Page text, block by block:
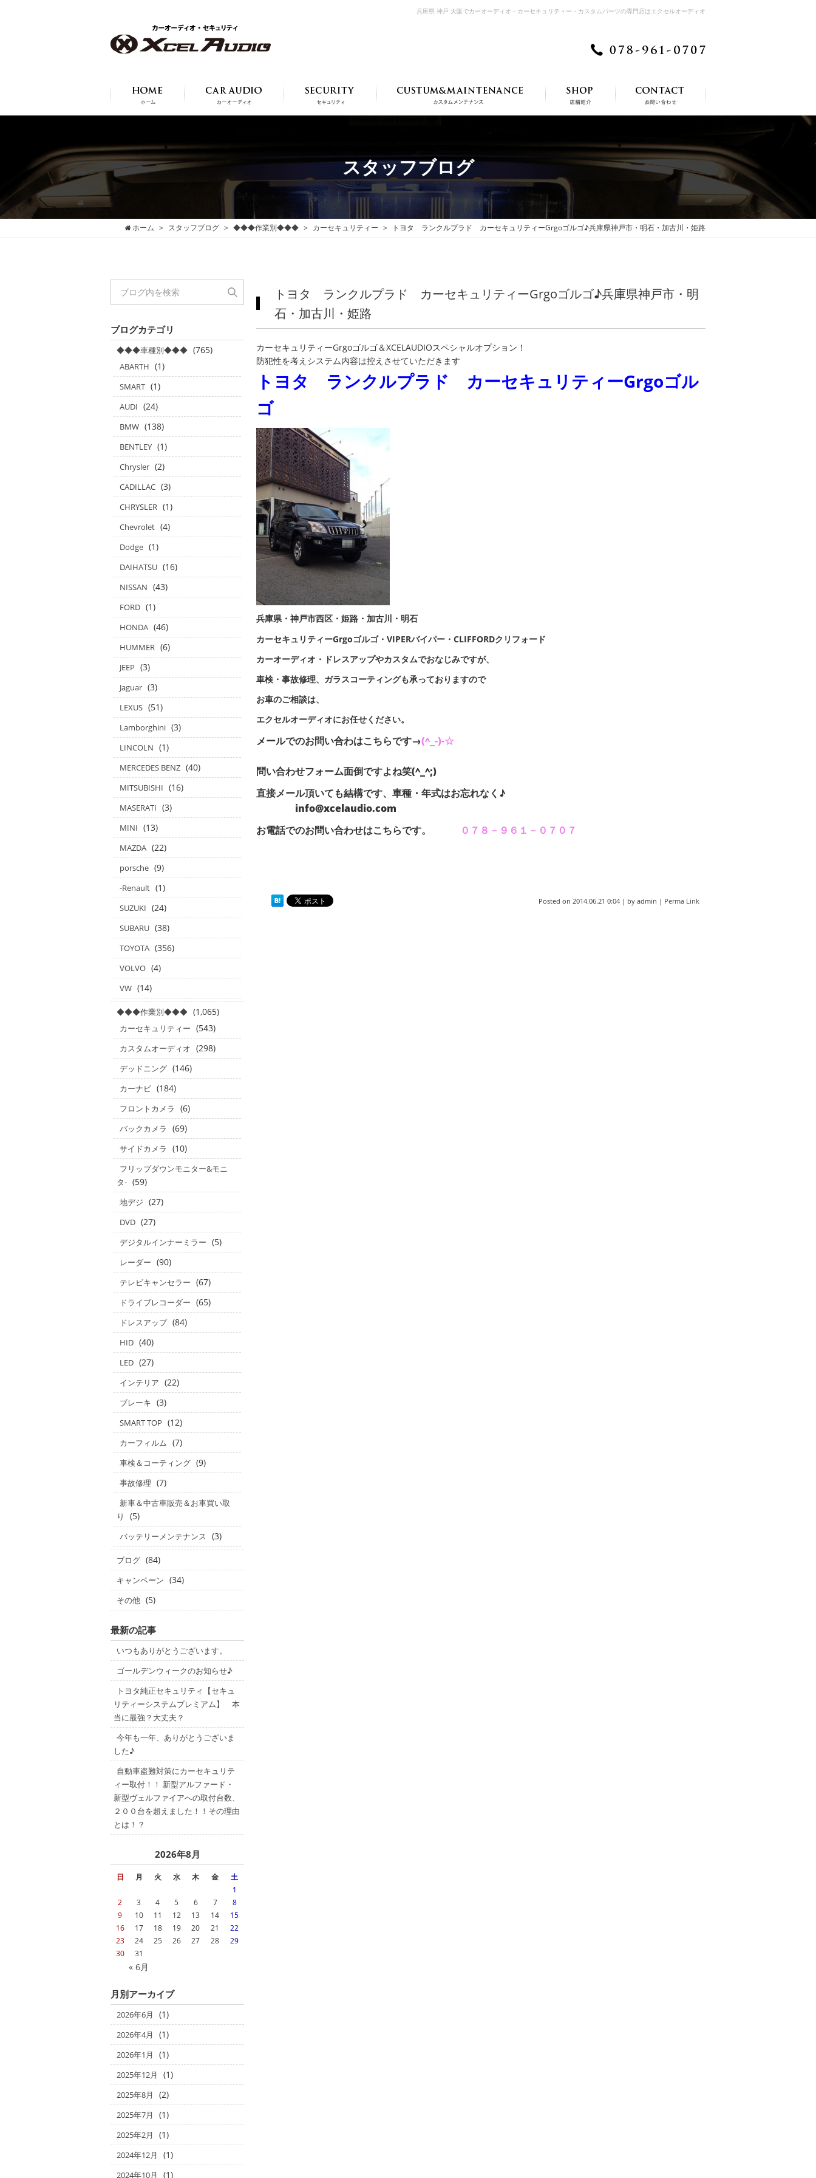
兵庫県 神戸 大阪でカーオーディオ・カーセキュリティー・カスタムパーツの専門店はエクセルオーディオ
スタッフブログ
ホーム スタッフブログ ◆◆◆作業別◆◆◆ カーセキュリティー トヨタ ランクルプラド カーセキュリティーGrgoゴルゴ♪兵庫県神戸市・明石・加古川・姫路
トヨタ ランクルプラド カーセキュリティーGrgoゴルゴ♪兵庫県神戸市・明
石・加古川・姫路
カーセキュリティーGrgoゴルゴ＆XCELAUDIOスペシャルオプション！
防犯性を考えシステム内容は控えさせていただきます
トヨタ ランクルプラド カーセキュリティーGrgoゴル
ゴ
兵庫県・神戸市西区・姫路・加古川・明石
カーセキュリティーGrgoゴルゴ・VIPERバイパー・CLIFFORDクリフォード
カーオーディオ・ドレスアップやカスタムでおなじみですが、
車検・事故修理、ガラスコーティングも承っておりますので
お車のご相談は、
エクセルオーディオにお任せください。
メールでのお問い合わはこちらです→(^_-)-☆
問い合わせフォーム面倒ですよね笑(^_^;)
直接メール頂いても結構です、車種・年式はお忘れなく♪
info@xcelaudio.com
お電話でのお問い合わせはこちらです。
０７８－９６１－０７０７
Posted on 2014.06.21 0:04 | by admin | Perma Link
ブログカテゴリ
◆◆◆車種別◆◆◆ (765)
ABARTH (1)
SMART (1)
AUDI (24)
BMW (138)
BENTLEY (1)
Chrysler (2)
CADILLAC (3)
CHRYSLER (1)
Chevrolet (4)
Dodge (1)
DAIHATSU (16)
NISSAN (43)
FORD (1)
HONDA (46)
HUMMER (6)
JEEP (3)
Jaguar (3)
LEXUS (51)
Lamborghini (3)
LINCOLN (1)
MERCEDES BENZ (40)
MITSUBISHI (16)
MASERATI (3)
MINI (13)
MAZDA (22)
porsche (9)
-Renault (1)
SUZUKI (24)
SUBARU (38)
TOYOTA (356)
VOLVO (4)
VW (14)
◆◆◆作業別◆◆◆ (1,065)
カーセキュリティー (543)
カスタムオーディオ (298)
デッドニング (146)
カーナビ (184)
フロントカメラ (6)
バックカメラ (69)
サイドカメラ (10)
フリップダウンモニター&モニ
タ‐ (59)
地デジ (27)
DVD (27)
デジタルインナーミラー (5)
レーダー (90)
テレビキャンセラー (67)
ドライブレコーダー (65)
ドレスアップ (84)
HID (40)
LED (27)
インテリア (22)
ブレーキ (3)
SMART TOP (12)
カーフィルム (7)
車検＆コーティング (9)
事故修理 (7)
新車＆中古車販売＆お車買い取
り
(5)
バッテリーメンテナンス (3)
ブログ (84)
キャンペーン (34)
その他 (5)
最新の記事
いつもありがとうございます。
ゴールデンウィークのお知らせ♪
トヨタ純正セキュリティ【セキュ
リティーシステムプレミアム】 本
当に最強？大丈夫？
今年も一年、ありがとうございま
した♪
自動車盗難対策にカーセキュリテ
ィー取付！！ 新型アルファード・
新型ヴェルファイアへの取付台数、
２００台を超えました！！その理由
とは！？
2026年8月
日 月 火 水 木 金 土
« 6月
1
2
3 4 5 6 7
8
9
10 11 12 13 14
15
16
17 18 19 20 21
22
23
24 25 26 27 28
29
30
31
月別アーカイブ
2026年6月 (1)
2026年4月 (1)
2026年1月 (1)
2025年12月 (1)
2025年8月 (2)
2025年7月 (1)
2025年2月 (1)
2024年12月 (1)
2024年10月 (1)